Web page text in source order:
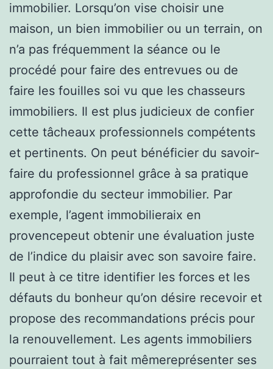
immobilier. Lorsqu’on vise choisir une
maison, un bien immobilier ou un terrain, on
n’a pas fréquemment la séance ou le
procédé pour faire des entrevues ou de
faire les fouilles soi vu que les chasseurs
immobiliers. Il est plus judicieux de confier
cette tâcheaux professionnels compétents
et pertinents. On peut bénéficier du savoir-
faire du professionnel grâce à sa pratique
approfondie du secteur immobilier. Par
exemple, l’agent immobilieraix en
provencepeut obtenir une évaluation juste
de l’indice du plaisir avec son savoire faire.
Il peut à ce titre identifier les forces et les
défauts du bonheur qu’on désire recevoir et
propose des recommandations précis pour
la renouvellement. Les agents immobiliers
pourraient tout à fait mêmereprésenter ses